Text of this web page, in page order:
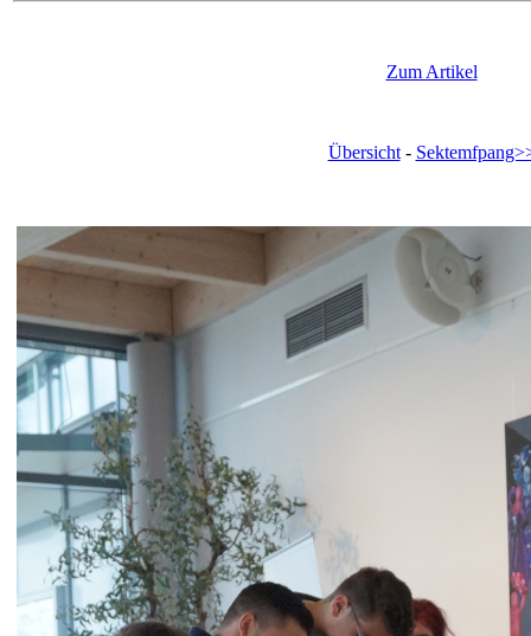
Zum Artikel
Übersicht-